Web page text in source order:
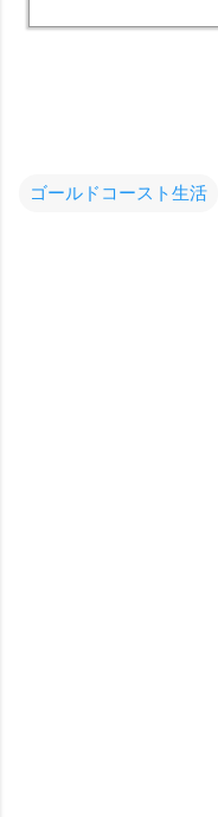
ゴールドコースト生活